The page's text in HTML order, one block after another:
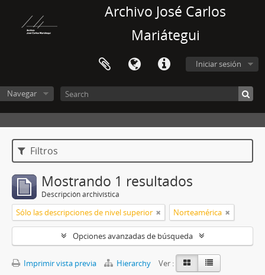
Archivo José Carlos
Mariátegui
Iniciar sesión
Navegar
Filtros
Mostrando 1 resultados
Descripción archivística
Sólo las descripciones de nivel superior Norteamérica
Opciones avanzadas de búsqueda
Imprimir vista previa Hierarchy
Ver :